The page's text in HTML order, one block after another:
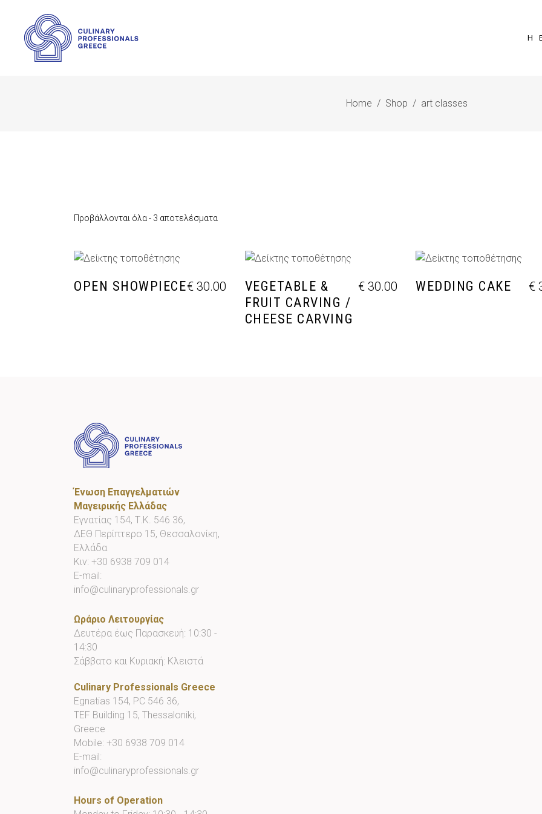
Η
Home / Shop / art classes
Προβάλλονται όλα - 3 αποτελέσματα
ΠΡΟΣΘΉΚΗ ΣΤΟ ΚΑΛΆΘΙ
OPEN SHOWPIECE€ 30.00
ΠΡΟΣΘΉΚΗ ΣΤΟ ΚΑΛΆΘΙ
VEGETABLE &
FRUIT CARVING /
CHEESE CARVING
€30.00
ΠΡΟΣΘΉΚΗ ΣΤΟ
WEDDING CAKE €
Ένωση Επαγγελματιών
Μαγειρικής Ελλάδας
Εγνατίας 154, Τ.Κ. 546 36,
ΔΕΘ Περίπτερο 15, Θεσσαλονίκη,
Ελλάδα
Κιν: +30 6938 709 014
E-mail:
info@culinaryprofessionals.gr
Ωράριο Λειτουργίας
Δευτέρα έως Παρασκευή: 10:30 -
14:30
Σάββατο και Κυριακή: Κλειστά
Culinary Professionals Greece
Egnatias 154, PC 546 36,
TEF Building 15, Thessaloniki,
Greece
Mobile: +30 6938 709 014
E-mail:
info@culinaryprofessionals.gr
Hours of Operation